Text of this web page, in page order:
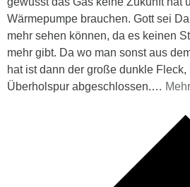
Wärmepumpe brauchen. Gott sei
mehr sehen können, da es keinen
mehr gibt. Da wo man sonst aus
hat ist dann der große dunkle
Überholspur abgeschlossen.… Mehr